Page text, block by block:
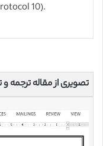
10).
تصویری از مقاله ترجمه و